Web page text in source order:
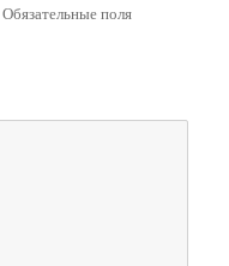
Обязательные поля